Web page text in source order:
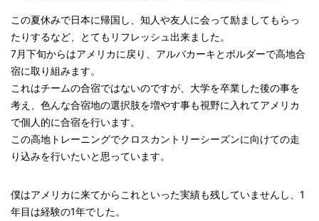
この夏休みで日本に帰国し、知人や友人に会って励ましてもらっ
たりするなど、とてもリフレッシュ出来ました。
7月下旬からはアメリカに戻り、アルバカーキとボルダーで高地合
宿に取り組みます。
これはチームの合宿ではないのですが、大学を卒業した後の事を
考え、色んな合宿地の選択肢を増やす事も視野に入れてアメリカ
で個人的に合宿を行います。
この高地トレーニングでクロスカントリーシーズンに向けての走
り込みを行いたいと思っています。
僕はアメリカに来てからこれといった実績も残していませんし、1
年目は経験の1年でした。